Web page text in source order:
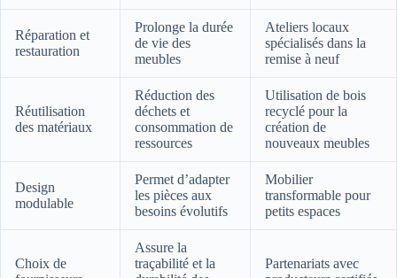
Réparation et
restauration
Prolonge la durée
de vie des
meubles
Ateliers locaux
spécialisés dans la
remise à neuf
Réutilisation
des matériaux
Réduction des
déchets et
consommation de
ressources
Utilisation de bois
recyclé pour la
création de
nouveaux meubles
Design
modulable
Permet d’adapter
les pièces aux
besoins évolutifs
Mobilier
transformable pour
petits espaces
Choix de
Assure la
traçabilité et la
Partenariats avec